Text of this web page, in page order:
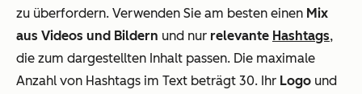
zu überfordern. Verwenden Sie am besten einen Mix
aus Videos und Bildern und nur relevante Hashtags,
die zum dargestellten Inhalt passen. Die maximale
Anzahl von Hashtags im Text beträgt 30. Ihr Logo und